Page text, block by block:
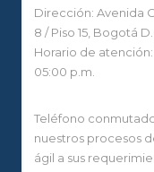
Dirección: Avenida
8 / Piso 15, Bogotá
Horario de
05:00 p.m.
Teléfono
nuestros procesos
ágil a sus